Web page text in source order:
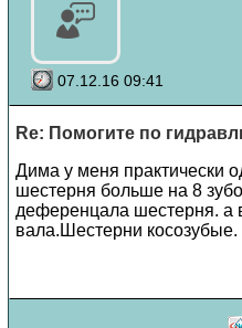
07.12.16 09:41
Re: Помогите по
Дима у меня практически
шестерня больше на 8
деференцала шестерня. а
вала.Шестерни косозубые.